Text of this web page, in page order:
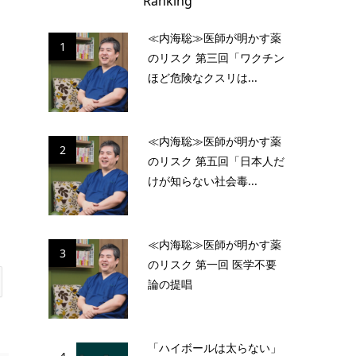
1
≪内海聡≫医師が明かす薬
のリスク 第三回「ワクチン
ほど危険なクスリは...
2
≪内海聡≫医師が明かす薬
のリスク 第五回「日本人だ
けが知らない社会毒...
3
≪内海聡≫医師が明かす薬
のリスク 第一回 医学不要
論の提唱
「ハイボールは太らない」